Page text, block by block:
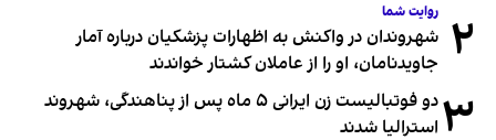
۲ روایت شما
شهروندان در واکنش به اظهارات پزشکیان درباره آمار
جاویدنامان، او را از عاملان کشتار خواندند
۳
دو فوتبالیست زن ایرانی ۵ ماه پس از پناهندگی، شهروند
استرالیا شدند